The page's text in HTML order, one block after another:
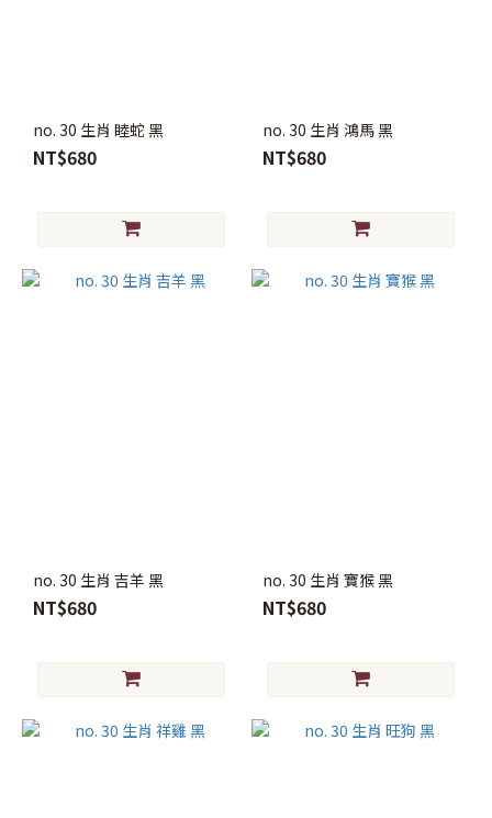
no. 30 生肖 睦蛇 黑
NT$680
no. 30 生肖 鴻馬 黑
NT$680
no. 30 生肖 吉羊 黑
NT$680
no. 30 生肖 寶猴 黑
NT$680